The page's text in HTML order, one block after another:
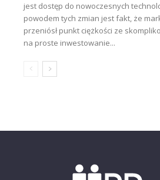
jest dostęp do nowoczesnych
powodem tych zmian jest fakt, że
przeniósł punkt ciężkości ze
na proste inwestowanie...